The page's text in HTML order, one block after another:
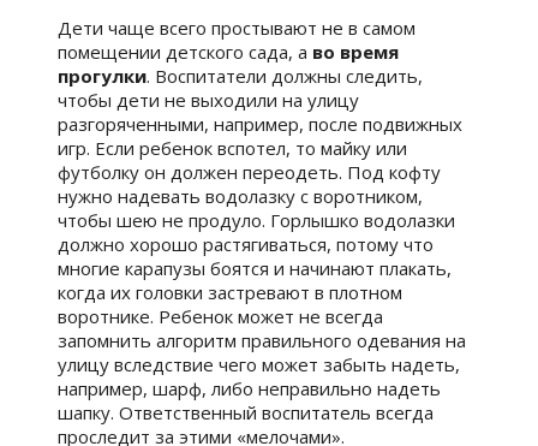
Дети чаще всего простывают не в самом
помещении детского сада, а во время
прогулки. Воспитатели должны следить,
чтобы дети не выходили на улицу
разгоряченными, например, после подвижных
игр. Если ребенок вспотел, то майку или
футболку он должен переодеть. Под кофту
нужно надевать водолазку с воротником,
чтобы шею не продуло. Горлышко водолазки
должно хорошо растягиваться, потому что
многие карапузы боятся и начинают плакать,
когда их головки застревают в плотном
воротнике. Ребенок может не всегда
запомнить алгоритм правильного одевания на
улицу вследствие чего может забыть надеть,
например, шарф, либо неправильно надеть
шапку. Ответственный воспитатель всегда
проследит за этими «мелочами».